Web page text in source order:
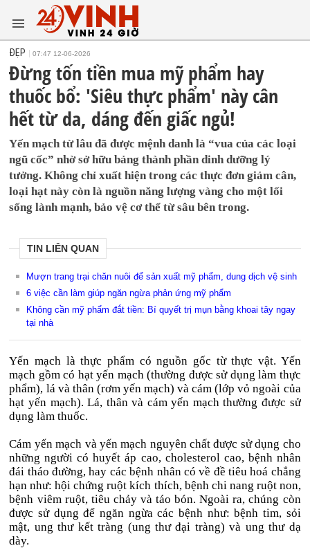
ĐẸP 07:47 12-06-2026
Đừng tốn tiền mua mỹ phẩm hay
thuốc bổ: 'Siêu thực phẩm' này cân
hết từ da, dáng đến giấc ngủ!
Yến mạch từ lâu đã được mệnh danh là “vua của các loại
ngũ cốc” nhờ sở hữu bảng thành phần dinh dưỡng lý
tưởng. Không chỉ xuất hiện trong các thực đơn giảm cân,
loại hạt này còn là nguồn năng lượng vàng cho một lối
sống lành mạnh, bảo vệ cơ thể từ sâu bên trong.
TIN LIÊN QUAN
Mượn trang trại chăn nuôi để sản xuất mỹ phẩm, dung dịch vệ sinh
6 việc cần làm giúp ngăn ngừa phản ứng mỹ phẩm
Không cần mỹ phẩm đắt tiền: Bí quyết trị mụn bằng khoai tây ngay
tại nhà
Yến mạch là thực phẩm có nguồn gốc từ thực vật. Yến
mạch gồm có hạt yến mạch (thường được sử dụng làm thực
phẩm), lá và thân (rơm yến mạch) và cám (lớp vỏ ngoài của
hạt yến mạch). Lá, thân và cám yến mạch thường được sử
dụng làm thuốc.
Cám yến mạch và yến mạch nguyên chất được sử dụng cho
những người có huyết áp cao, cholesterol cao, bệnh nhân
đái tháo đường, hay các bệnh nhân có về đề tiêu hoá chẳng
hạn như: hội chứng ruột kích thích, bệnh chi nang ruột non,
bệnh viêm ruột, tiêu chảy và táo bón. Ngoài ra, chúng còn
được sử dụng để ngăn ngừa các bệnh như: bệnh tim, sỏi
mật, ung thư kết tràng (ung thư đại tràng) và ung thư dạ
dày.